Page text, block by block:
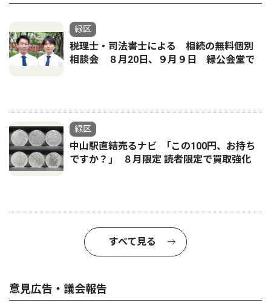
緑区
税理士・司法書士による 相続の無料個別
相談会 ８月20日、９月９日 緑公会堂で
緑区
中山駅直結売るナビ ｢この100円、お持ち
ですか？｣ ８月限定 読者限定で買取強化
すべて見る
意見広告・議会報告